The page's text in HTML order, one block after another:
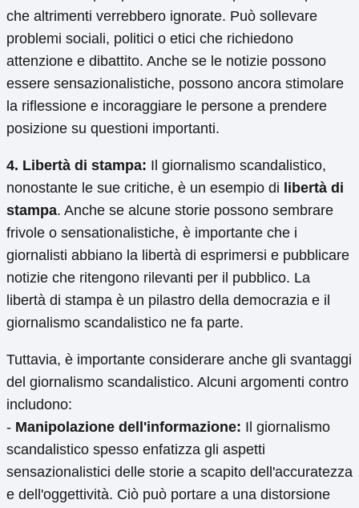
che altrimenti verrebbero ignorate. Può sollevare
problemi sociali, politici o etici che richiedono
attenzione e dibattito. Anche se le notizie possono
essere sensazionalistiche, possono ancora stimolare
la riflessione e incoraggiare le persone a prendere
posizione su questioni importanti.
4. Libertà di stampa: Il giornalismo scandalistico,
nonostante le sue critiche, è un esempio di libertà di
stampa. Anche se alcune storie possono sembrare
frivole o sensationalistiche, è importante che i
giornalisti abbiano la libertà di esprimersi e pubblicare
notizie che ritengono rilevanti per il pubblico. La
libertà di stampa è un pilastro della democrazia e il
giornalismo scandalistico ne fa parte.
Tuttavia, è importante considerare anche gli svantaggi
del giornalismo scandalistico. Alcuni argomenti contro
includono:
- Manipolazione dell'informazione: Il giornalismo
scandalistico spesso enfatizza gli aspetti
sensazionalistici delle storie a scapito dell'accuratezza
e dell'oggettività. Ciò può portare a una distorsione